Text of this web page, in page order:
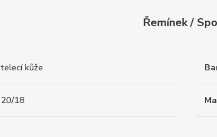
Řemínek /
telecí kůže
20/18